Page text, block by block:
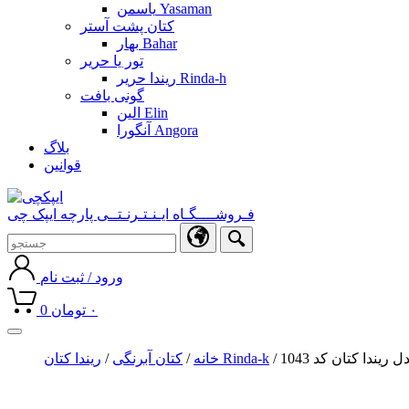
یاسمن Yasaman
کتان پشت آستر
بهار Bahar
تور یا حریر
ریندا حریر Rinda-h
گونی بافت
الین Elin
آنگورا Angora
بلاگ
قوانین
فـروشــــگـاه ایـنـتـرنـتــی پارچه ایپک چی
ورود / ثبت نام
0 ۰ تومان
Toggle
navigation
خانه / کتان آبرنگی / ریندا کتان Rinda-k ریندا کتان کد 1043